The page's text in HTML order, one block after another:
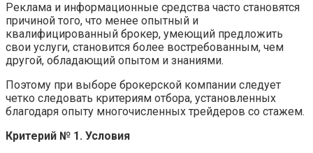
Реклама и информационные средства часто становятся
причиной того, что менее опытный и
квалифицированный брокер, умеющий предложить
свои услуги, становится более востребованным, чем
другой, обладающий опытом и знаниями.
Поэтому при выборе брокерской компании следует
четко следовать критериям отбора, установленных
благодаря опыту многочисленных трейдеров со стажем.
Критерий № 1. Условия